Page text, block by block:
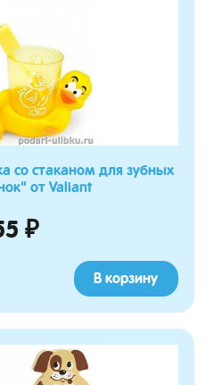
со стаканом для зубных
от Valiant
₽
В корзину